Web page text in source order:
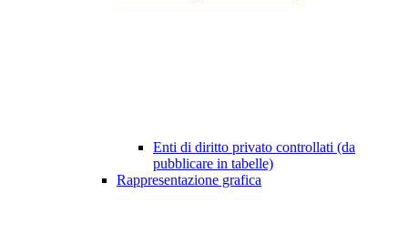
Enti di diritto privato controllati (da
pubblicare in tabelle)
Rappresentazione grafica